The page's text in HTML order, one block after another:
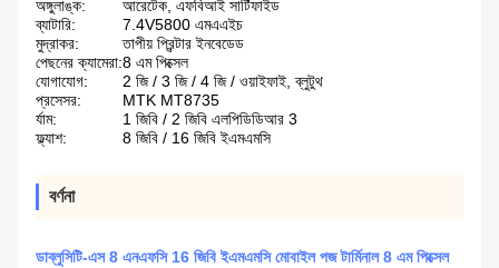
অঙ্গুলাঙ্ক:
আরেটেক, এফবিআই সার্টিফাইড
ব্যাটারি:
7.4V5800 এমএএইচ
মুদ্রাকর:
তাপীয় প্রিন্টার ইনবেডেড
পেছনের ক্যামেরা:8 এম পিক্সেল
যোগাযোগ:
2 জি / 3 জি / 4 জি / ওয়াইফাই, ব্লুটুথ
প্রসেসর:
MTK MT8735
র্যাম:
1 জিবি / 2 জিবি এলপিডিডিআর 3
ফ্ল্যাশ:
8 জিবি / 16 জিবি ইএমএমসি
বর্ণনা
ডাব্লুসিটি-এস 8 এনএফসি 16 জিবি ইএমএমসি মোবাইল পজ টার্মিনাল 8 এম পিক্সেল